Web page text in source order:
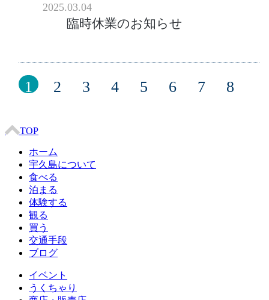
2025.03.04
臨時休業のお知らせ
1 2 3 4 5 6 7 8
TOP
ホーム
宇久島について
食べる
泊まる
体験する
観る
買う
交通手段
ブログ
イベント
うくちゃり